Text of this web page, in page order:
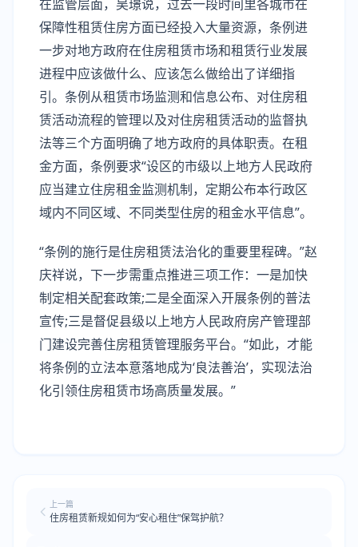
在监管层面，吴璟说，过去一段时间里各城市在
保障性租赁住房方面已经投入大量资源，条例进
一步对地方政府在住房租赁市场和租赁行业发展
进程中应该做什么、应该怎么做给出了详细指
引。条例从租赁市场监测和信息公布、对住房租
赁活动流程的管理以及对住房租赁活动的监督执
法等三个方面明确了地方政府的具体职责。在租
金方面，条例要求“设区的市级以上地方人民政府
应当建立住房租金监测机制，定期公布本行政区
域内不同区域、不同类型住房的租金水平信息”。
“条例的施行是住房租赁法治化的重要里程碑。”赵
庆祥说，下一步需重点推进三项工作：一是加快
制定相关配套政策;二是全面深入开展条例的普法
宣传;三是督促县级以上地方人民政府房产管理部
门建设完善住房租赁管理服务平台。“如此，才能
将条例的立法本意落地成为‘良法善治’，实现法治
化引领住房租赁市场高质量发展。”
上一篇
住房租赁新规如何为“安心租住”保驾护航？